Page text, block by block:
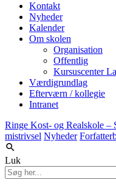
Kontakt
Nyheder
Kalender
Om skolen
Organisation
Offentlig
Kursuscenter
Værdigrundlag
Efterværn / kollegie
Intranet
Ringe Kost- og Realskole –
mistrivsel Nyheder
Luk